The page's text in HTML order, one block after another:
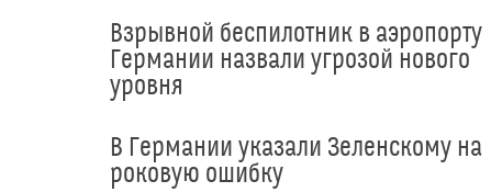
Взрывной беспилотник в аэропорту
Германии назвали угрозой нового
уровня
В Германии указали Зеленскому на
роковую ошибку